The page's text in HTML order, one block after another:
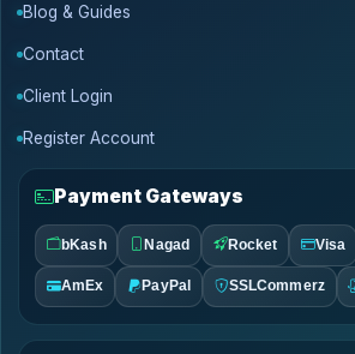
Blog & Guides
Contact
Client Login
Register Account
Payment Gateways
bKash Nagad Rocket Visa
AmEx PayPal SSLCommerz